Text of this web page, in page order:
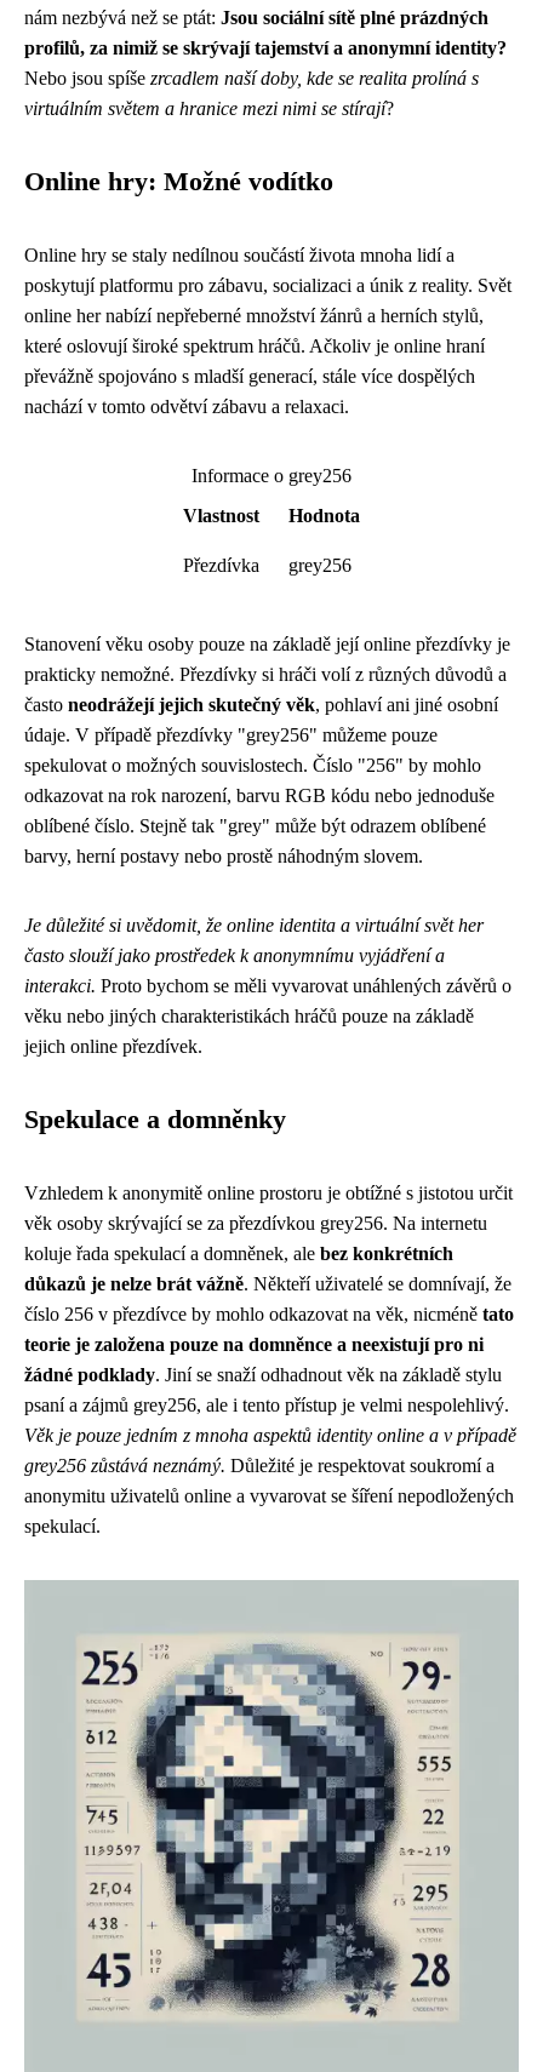
nám nezbývá než se ptát: Jsou sociální sítě plné prázdných
profilů, za nimiž se skrývají tajemství a anonymní identity?
Nebo jsou spíše zrcadlem naší doby, kde se realita prolíná s
virtuálním světem a hranice mezi nimi se stírají?
Online hry: Možné vodítko
Online hry se staly nedílnou součástí života mnoha lidí a
poskytují platformu pro zábavu, socializaci a únik z reality. Svět
online her nabízí nepřeberné množství žánrů a herních stylů,
které oslovují široké spektrum hráčů. Ačkoliv je online hraní
převážně spojováno s mladší generací, stále více dospělých
nachází v tomto odvětví zábavu a relaxaci.
Informace o grey256
Vlastnost
Hodnota
Přezdívka grey256
Stanovení věku osoby pouze na základě její online přezdívky je
prakticky nemožné. Přezdívky si hráči volí z různých důvodů a
často neodrážejí jejich skutečný věk, pohlaví ani jiné osobní
údaje. V případě přezdívky "grey256" můžeme pouze
spekulovat o možných souvislostech. Číslo "256" by mohlo
odkazovat na rok narození, barvu RGB kódu nebo jednoduše
oblíbené číslo. Stejně tak "grey" může být odrazem oblíbené
barvy, herní postavy nebo prostě náhodným slovem.
Je důležité si uvědomit, že online identita a virtuální svět her
často slouží jako prostředek k anonymnímu vyjádření a
interakci. Proto bychom se měli vyvarovat unáhlených závěrů o
věku nebo jiných charakteristikách hráčů pouze na základě
jejich online přezdívek.
Spekulace a domněnky
Vzhledem k anonymitě online prostoru je obtížné s jistotou určit
věk osoby skrývající se za přezdívkou grey256. Na internetu
koluje řada spekulací a domněnek, ale bez konkrétních
důkazů je nelze brát vážně. Někteří uživatelé se domnívají, že
číslo 256 v přezdívce by mohlo odkazovat na věk, nicméně tato
teorie je založena pouze na domněnce a neexistují pro ni
žádné podklady. Jiní se snaží odhadnout věk na základě stylu
psaní a zájmů grey256, ale i tento přístup je velmi nespolehlivý.
Věk je pouze jedním z mnoha aspektů identity online a v případě
grey256 zůstává neznámý. Důležité je respektovat soukromí a
anonymitu uživatelů online a vyvarovat se šíření nepodložených
spekulací.